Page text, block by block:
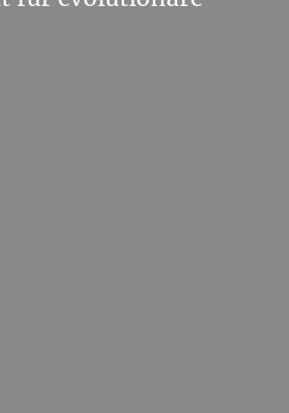
text! <<<]